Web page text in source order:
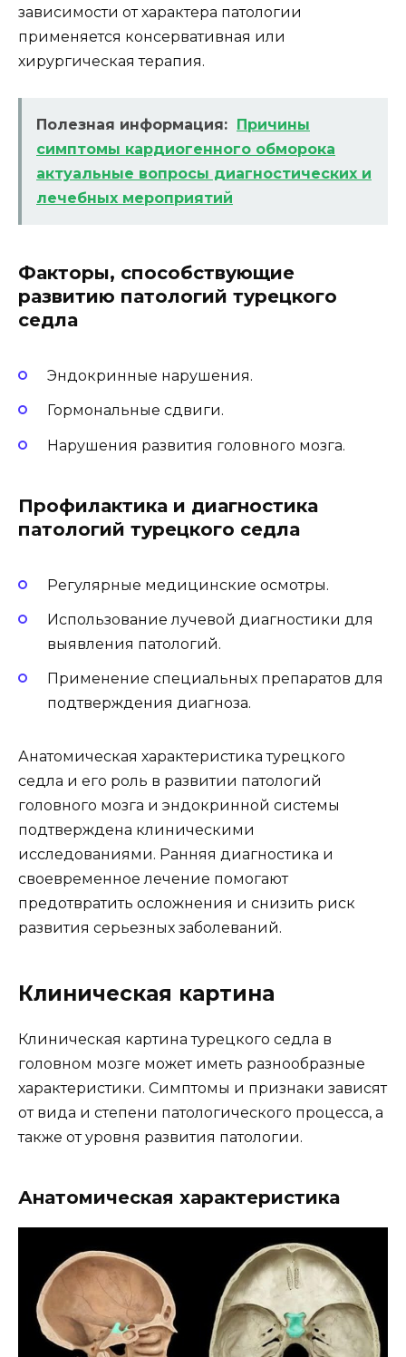
зависимости от характера патологии
применяется консервативная или
хирургическая терапия.
Полезная информация: Причины
симптомы кардиогенного обморока
актуальные вопросы диагностических и
лечебных мероприятий
Факторы, способствующие
развитию патологий турецкого
седла
Эндокринные нарушения.
Гормональные сдвиги.
Нарушения развития головного мозга.
Профилактика и диагностика
патологий турецкого седла
Регулярные медицинские осмотры.
Использование лучевой диагностики для
выявления патологий.
Применение специальных препаратов для
подтверждения диагноза.
Анатомическая характеристика турецкого
седла и его роль в развитии патологий
головного мозга и эндокринной системы
подтверждена клиническими
исследованиями. Ранняя диагностика и
своевременное лечение помогают
предотвратить осложнения и снизить риск
развития серьезных заболеваний.
Клиническая картина
Клиническая картина турецкого седла в
головном мозге может иметь разнообразные
характеристики. Симптомы и признаки зависят
от вида и степени патологического процесса, а
также от уровня развития патологии.
Анатомическая характеристика